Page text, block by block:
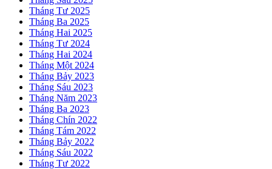
Tháng Tư 2025
Tháng Ba 2025
Tháng Hai 2025
Tháng Tư 2024
Tháng Hai 2024
Tháng Một 2024
Tháng Bảy 2023
Tháng Sáu 2023
Tháng Năm 2023
Tháng Ba 2023
Tháng Chín 2022
Tháng Tám 2022
Tháng Bảy 2022
Tháng Sáu 2022
Tháng Tư 2022